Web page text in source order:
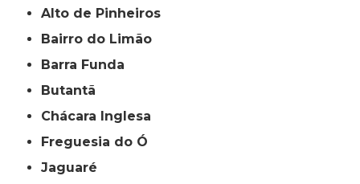
Alto de Pinheiros
Bairro do Limão
Barra Funda
Butantã
Chácara Inglesa
Freguesia do Ó
Jaguaré